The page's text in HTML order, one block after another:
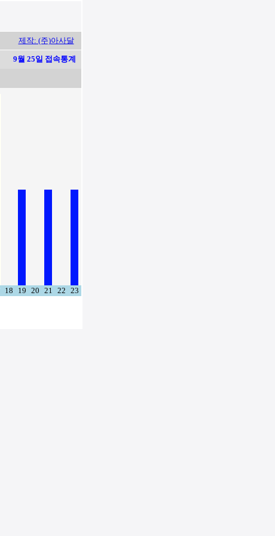
제작: (주)아사달
9월 25일 접속통계
18 19 20 21 22 23